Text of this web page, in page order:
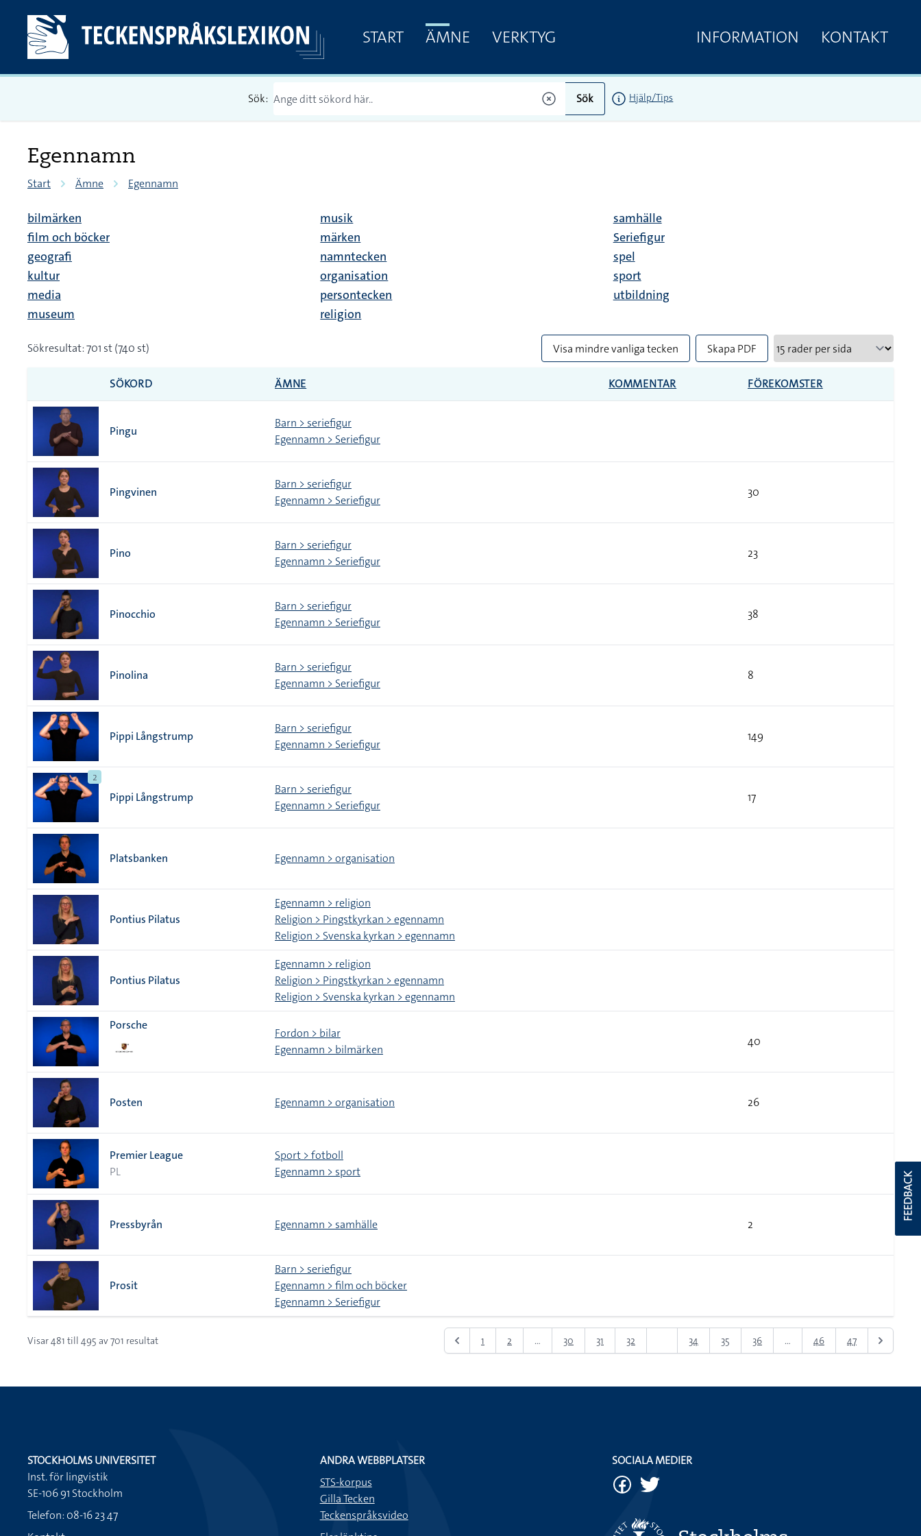
START ÄMNE VERKTYG INFORMATION KONTAKT
Sök: Sök Hjälp/Tips
Egennamn
Start Ämne Egennamn
bilmärken
film och böcker
geografi
kultur
media
museum
musik
märken
namntecken
organisation
persontecken
religion
samhälle
Seriefigur
spel
sport
utbildning
Sökresultat: 701 st (740 st) Visa mindre vanliga tecken Skapa PDF
SÖKORD ÄMNE KOMMENTAR FÖREKOMSTER
Pingu
Barn > seriefigur
Egennamn > Seriefigur
Pingvinen
Barn > seriefigur
Egennamn > Seriefigur
30
Pino
Barn > seriefigur
Egennamn > Seriefigur
23
Pinocchio
Barn > seriefigur
Egennamn > Seriefigur
38
Pinolina
Barn > seriefigur
Egennamn > Seriefigur
8
Pippi Långstrump
Barn > seriefigur
Egennamn > Seriefigur
149
2
Pippi Långstrump
Barn > seriefigur
Egennamn > Seriefigur
17
Platsbanken Egennamn > organisation
Pontius Pilatus
Egennamn > religion
Religion > Pingstkyrkan > egennamn
Religion > Svenska kyrkan > egennamn
Pontius Pilatus
Egennamn > religion
Religion > Pingstkyrkan > egennamn
Religion > Svenska kyrkan > egennamn
Porsche
Fordon > bilar
Egennamn > bilmärken
40
Posten Egennamn > organisation 26
Premier League
PL
Sport > fotboll
Egennamn > sport
Pressbyrån Egennamn > samhälle 2
Prosit
Barn > seriefigur
Egennamn > film och böcker
Egennamn > Seriefigur
Visar481 till 495 av701 resultat 1 2 ... 30 31 32 34 35 36 ... 46 47
FEEDBACK
STOCKHOLMS UNIVERSITET
Inst. för lingvistik
SE-106 91 Stockholm
Telefon: 08-16 23 47
ANDRA WEBBPLATSER
STS-korpus
Gilla Tecken
Teckenspråksvideo
SOCIALA MEDIER